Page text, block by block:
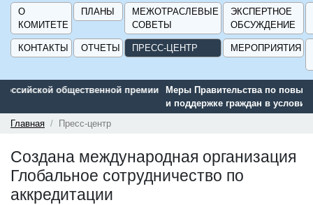
О
КОМИТЕТЕ
ПЛАНЫ
МЕЖОТРАСЛЕВЫЕ
СОВЕТЫ
ЭКСПЕРТНОЕ
ОБСУЖДЕНИЕ
КОНТАКТЫ ОТЧЕТЫ ПРЕСС-ЦЕНТР МЕРОПРИЯТИЯ
Меры Правительства по повышению устойчивости экономики
и поддержке граждан в условиях санкций
Главная Пресс-центр
Создана международная организация
Глобальное сотрудничество по
аккредитации